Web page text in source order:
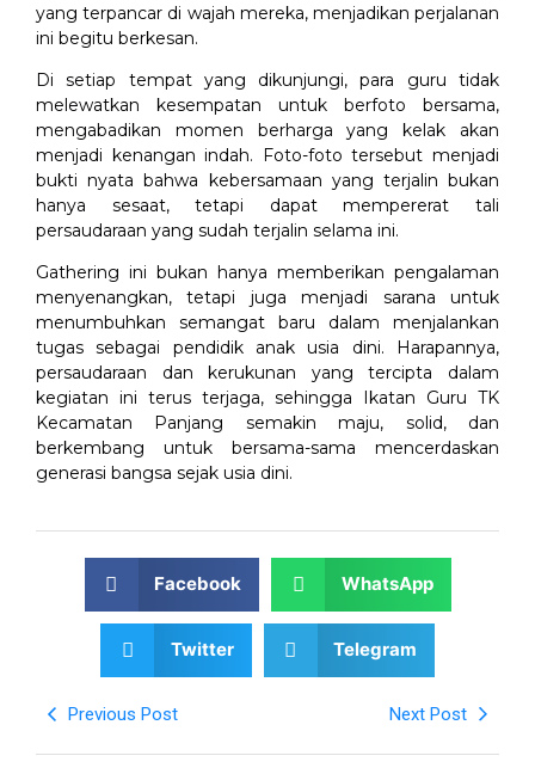
yang terpancar di wajah mereka, menjadikan perjalanan
ini begitu berkesan.
Di setiap tempat yang dikunjungi, para guru tidak
melewatkan kesempatan untuk berfoto bersama,
mengabadikan momen berharga yang kelak akan
menjadi kenangan indah. Foto-foto tersebut menjadi
bukti nyata bahwa kebersamaan yang terjalin bukan
hanya sesaat, tetapi dapat mempererat tali
persaudaraan yang sudah terjalin selama ini.
Gathering ini bukan hanya memberikan pengalaman
menyenangkan, tetapi juga menjadi sarana untuk
menumbuhkan semangat baru dalam menjalankan
tugas sebagai pendidik anak usia dini. Harapannya,
persaudaraan dan kerukunan yang tercipta dalam
kegiatan ini terus terjaga, sehingga Ikatan Guru TK
Kecamatan Panjang semakin maju, solid, dan
berkembang untuk bersama-sama mencerdaskan
generasi bangsa sejak usia dini.
Facebook WhatsApp
Twitter Telegram
Previous Post Next Post